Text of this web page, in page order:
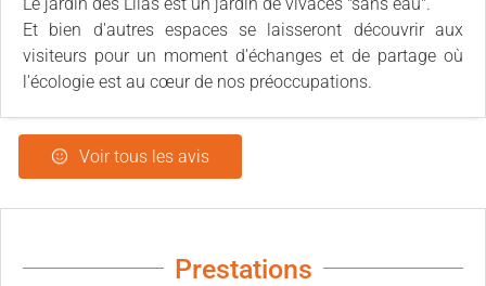
Et bien d'autres espaces se laisseront découvrir aux
visiteurs pour un moment d'échanges et de partage où
l'écologie est au cœur de nos préoccupations.
Voir tous les avis
Prestations